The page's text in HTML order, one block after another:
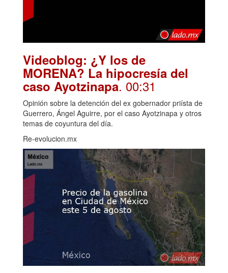
Videoblog: ¿Y los de
MORENA? La hipocresía del
caso Ayotzinapa. 00:31
Opinión sobre la detención del ex gobernador priísta de
Guerrero, Ángel Aguirre, por el caso Ayotzinapa y otros
temas de coyuntura del día.
Re-evolucion.mx